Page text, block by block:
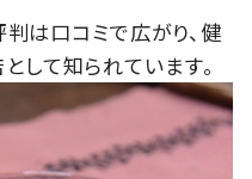
は口コミで広がり、健
して知られています。